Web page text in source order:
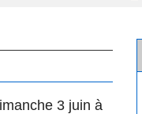
3 juin à